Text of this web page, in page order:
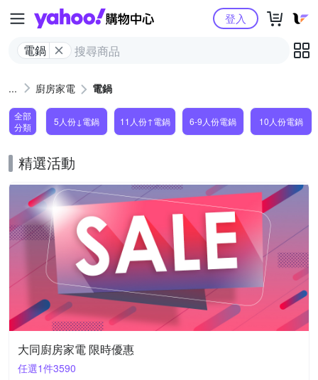
Yahoo購物中心
電鍋
登入
廚房家電 電鍋
全部
分類
5人份↓電鍋 11人份↑電鍋 6-9人份電鍋 10人份電鍋
精選活動
大同廚房家電 限時優惠
任選1件3590